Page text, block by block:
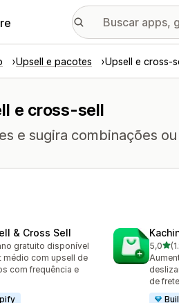
Upsell e pacotes Upsell e cross-
e cross-sell
e sugira combinações
& Cross Sell
ao todo
gratuito disponível
médio com upsell de
com frequência e
5,0de
1131
de